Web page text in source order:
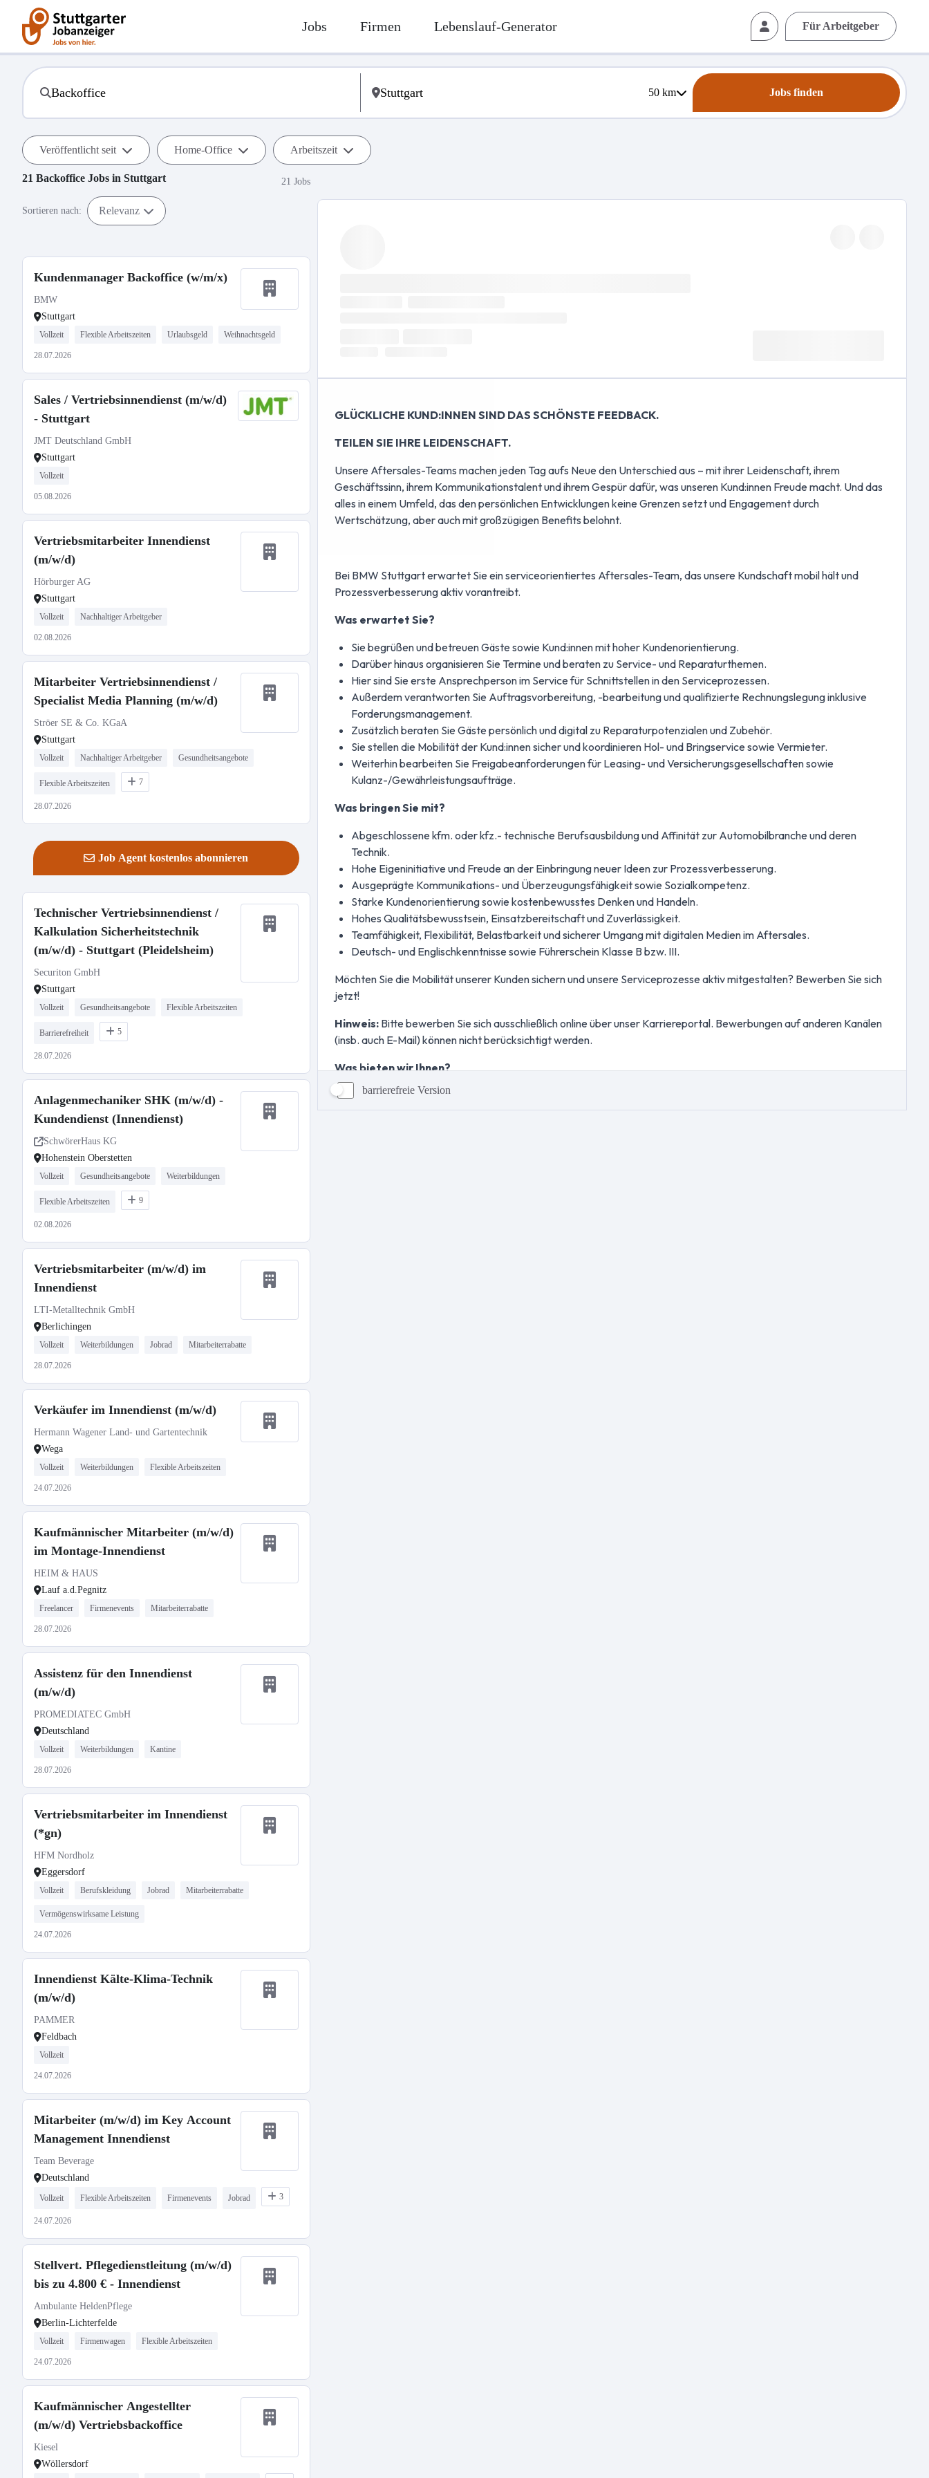
Jobs Firmen Lebenslauf-Generator Für Arbeitgeber
50km Jobs finden
Veröffentlicht seit Home-Office Arbeitszeit
21 Backoffice Jobs in Stuttgart 21 Jobs
Sortieren nach: Relevanz
Kundenmanager Backoffice (w/m/x)
BMW
Stuttgart
Vollzeit Flexible Arbeitszeiten Urlaubsgeld Weihnachtsgeld
28.07.2026
Sales / Vertriebsinnendienst (m/w/d)
- Stuttgart
JMT Deutschland GmbH
Stuttgart
Vollzeit
05.08.2026
Vertriebsmitarbeiter Innendienst
(m/w/d)
Hörburger AG
Stuttgart
Vollzeit Nachhaltiger Arbeitgeber
02.08.2026
Mitarbeiter Vertriebsinnendienst /
Specialist Media Planning (m/w/d)
Ströer SE & Co. KGaA
Stuttgart
Vollzeit Nachhaltiger Arbeitgeber Gesundheitsangebote
Flexible Arbeitszeiten 7
28.07.2026
Job Agent kostenlos abonnieren
Technischer Vertriebsinnendienst /
Kalkulation Sicherheitstechnik
(m/w/d) - Stuttgart (Pleidelsheim)
Securiton GmbH
Stuttgart
Vollzeit Gesundheitsangebote Flexible Arbeitszeiten
Barrierefreiheit 5
28.07.2026
Anlagenmechaniker SHK (m/w/d) -
Kundendienst (Innendienst)
SchwörerHaus KG
Hohenstein Oberstetten
Vollzeit Gesundheitsangebote Weiterbildungen
Flexible Arbeitszeiten 9
02.08.2026
Vertriebsmitarbeiter (m/w/d) im
Innendienst
LTI-Metalltechnik GmbH
Berlichingen
Vollzeit Weiterbildungen Jobrad Mitarbeiterrabatte
28.07.2026
Verkäufer im Innendienst (m/w/d)
Hermann Wagener Land- und Gartentechnik
Wega
Vollzeit Weiterbildungen Flexible Arbeitszeiten
24.07.2026
Kaufmännischer Mitarbeiter (m/w/d)
im Montage-Innendienst
HEIM & HAUS
Lauf a.d.Pegnitz
Freelancer Firmenevents Mitarbeiterrabatte
28.07.2026
Assistenz für den Innendienst
(m/w/d)
PROMEDIATEC GmbH
Deutschland
Vollzeit Weiterbildungen Kantine
28.07.2026
Vertriebsmitarbeiter im Innendienst
(*gn)
HFM Nordholz
Eggersdorf
Vollzeit Berufskleidung Jobrad Mitarbeiterrabatte
Vermögenswirksame Leistung
24.07.2026
Innendienst Kälte-Klima-Technik
(m/w/d)
PAMMER
Feldbach
Vollzeit
24.07.2026
Mitarbeiter (m/w/d) im Key Account
Management Innendienst
Team Beverage
Deutschland
Vollzeit Flexible Arbeitszeiten Firmenevents Jobrad 3
24.07.2026
Stellvert. Pflegedienstleitung (m/w/d)
bis zu 4.800 € - Innendienst
Ambulante HeldenPflege
Berlin-Lichterfelde
Vollzeit Firmenwagen Flexible Arbeitszeiten
24.07.2026
Kaufmännischer Angestellter
(m/w/d) Vertriebsbackoffice
Kiesel
Wöllersdorf
barrierefreie Version